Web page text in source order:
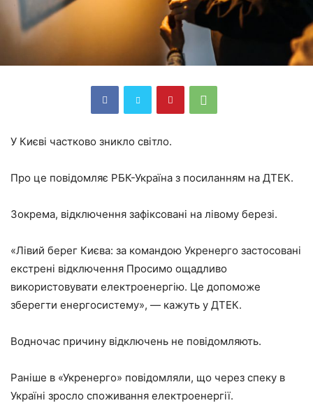
У Києві частково зникло світло.
Про це повідомляє РБК-Україна з посиланням на ДТЕК.
Зокрема, відключення зафіксовані на лівому березі.
«Лівий берег Києва: за командою Укренерго застосовані
екстрені відключення Просимо ощадливо
використовувати електроенергію. Це допоможе
зберегти енергосистему», — кажуть у ДТЕК.
Водночас причину відключень не повідомляють.
Раніше в «Укренерго» повідомляли, що через спеку в
Україні зросло споживання електроенергії.